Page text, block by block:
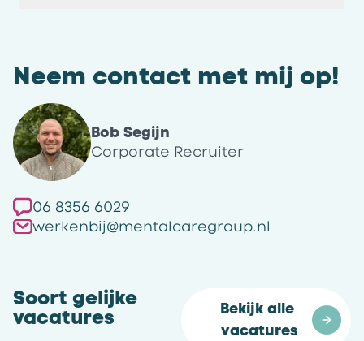
Neem contact met mij op!
Bob Segijn
Corporate Recruiter
06 8356 6029
werkenbij@mentalcaregroup.nl
Soort gelijke
vacatures
Bekijk alle
vacatures